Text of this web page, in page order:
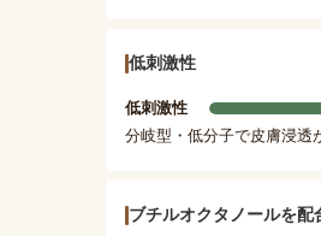
低刺激性
低刺激性
分岐型・低分子で皮膚浸透
ブチルオクタノールを配